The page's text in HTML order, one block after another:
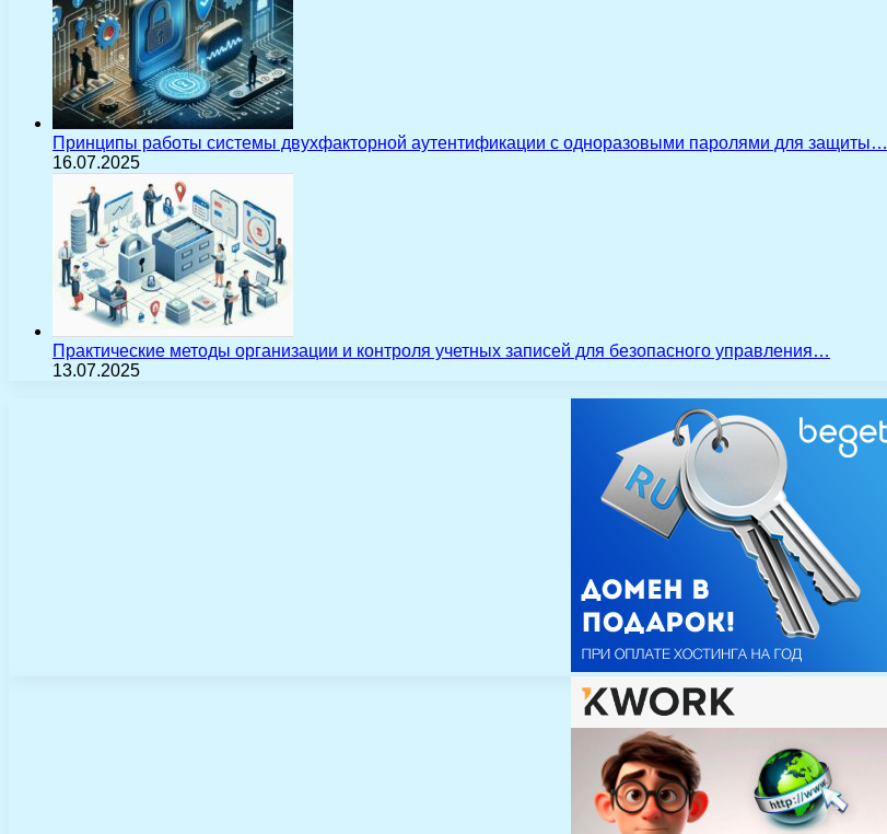
Принципы работы системы двухфакторной аутентификации с одноразовыми паролями для защиты…
16.07.2025
Практические методы организации и контроля учетных записей для безопасного управления…
13.07.2025